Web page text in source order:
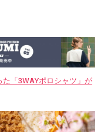
た「3WAYポロシャツ」が